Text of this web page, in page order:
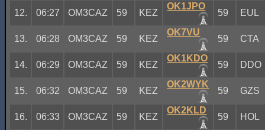
12. 06:27 OM3CAZ 59 KEZ
OK1JPO
59 EUL
13. 06:28 OM3CAZ 59 KEZ
OK7VU
59 CTA
14. 06:29 OM3CAZ 59 KEZ
OK1KDO
59 DDO
15. 06:32 OM3CAZ 59 KEZ
OK2WYK
59 GZS
16. 06:33 OM3CAZ 59 KEZ
OK2KLD
59 HOL